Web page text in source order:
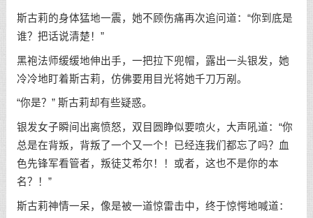
斯古莉的身体猛地一震，她不顾伤痛再次追问道：“你到底是
谁？把话说清楚！”
黑袍法师缓缓地伸出手，一把拉下兜帽，露出一头银发，她
冷冷地盯着斯古莉，仿佛要用目光将她千刀万剐。
“你是？” 斯古莉却有些疑惑。
银发女子瞬间出离愤怒，双目圆睁似要喷火，大声吼道：“你
总是在背叛，背叛了一个又一个！已经连我们都忘了吗？血
色先锋军看管者，叛徒艾希尔！！或者，这也不是你的本
名？！”
斯古莉神情一呆，像是被一道惊雷击中，终于惊愕地喊道：